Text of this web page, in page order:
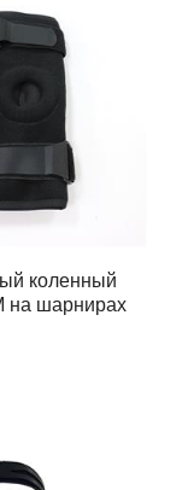
коленный
на шарнирах